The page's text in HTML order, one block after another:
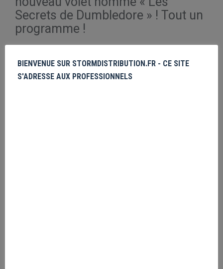
Secrets de Dumbledore » ! Tout un
programme !
BIENVENUE SUR STORMDISTRIBUTION.FR - CE SITE
S'ADRESSE AUX PROFESSIONNELS